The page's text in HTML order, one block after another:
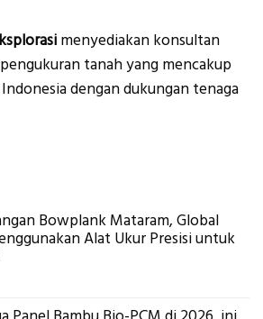
menyediakan konsultan
tanah yang mencakup
dengan dukungan tenaga
Bowplank Mataram, Global
Alat Ukur Presisi untuk